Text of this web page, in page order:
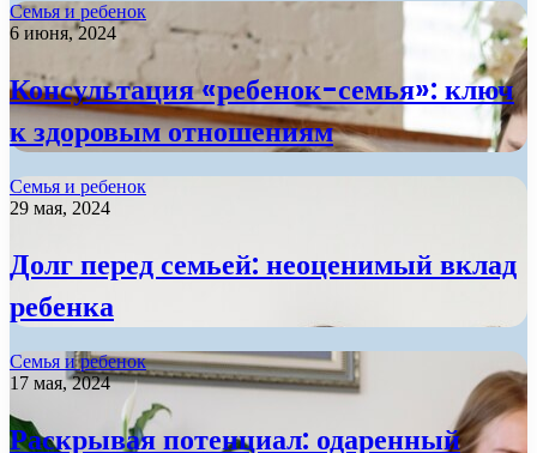
Семья и ребенок
6 июня, 2024
Консультация «ребенок-семья»: ключ
к здоровым отношениям
Семья и ребенок
29 мая, 2024
Долг перед семьей: неоценимый вклад
ребенка
Семья и ребенок
17 мая, 2024
Раскрывая потенциал: одаренный